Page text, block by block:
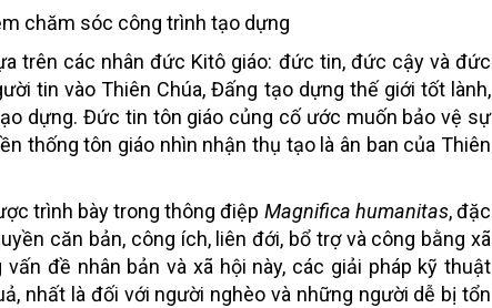
chăm sóc công trình tạo dựng
trên các nhân đức Kitô giáo: đức tin, đức cậy và đức
tin vào Thiên Chúa, Đấng tạo dựng thế giới tốt lành,
dựng. Đức tin tôn giáo củng cố ước muốn bảo vệ sự
thống tôn giáo nhìn nhận thụ tạo là ân ban của Thiên
trình bày trong thông điệp Magnifica humanitas, đặc
căn bản, công ích, liên đới, bổ trợ và công bằng xã
đề nhân bản và xã hội này, các giải pháp kỹ thuật
nhất là đối với người nghèo và những người dễ bị tổn